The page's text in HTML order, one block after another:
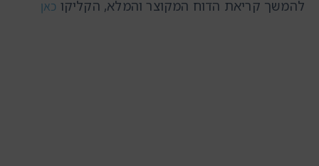
להמשך קריאת הדוח המקוצר והמלא, הקליקו כאן